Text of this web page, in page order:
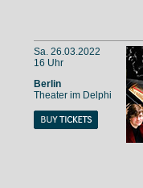
Sa. 26.03.2022
16 Uhr
Berlin
Theater im Delphi